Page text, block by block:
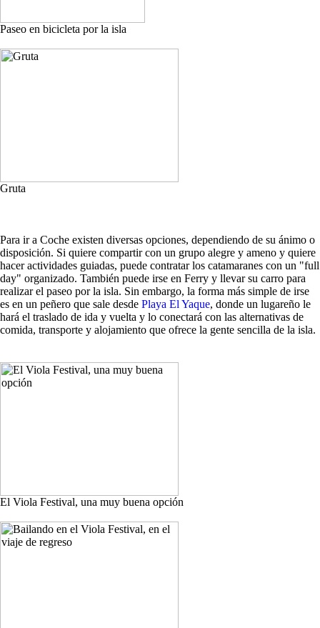
Paseo en bicicleta por la isla
Gruta
Para ir a Coche existen diversas opciones, dependiendo de su ánimo o
disposición. Si quiere compartir con un grupo alegre y ameno y quiere
hacer actividades guiadas, puede contratar los catamaranes con un "full
day" organizado. También puede irse en Ferry y llevar su carro para
realizar el paseo por la isla. Sin embargo, la forma más simple de irse
es en un peñero que sale desde Playa El Yaque, donde un lugareño le
hará el traslado de ida y vuelta y lo conectará con las alternativas de
comida, transporte y alojamiento que ofrece la gente sencilla de la isla.
El Viola Festival, una muy buena opción